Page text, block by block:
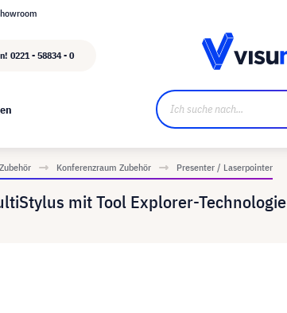
0221 - 58834 - 0
Zubehör Konferenzraum Zubehör Presenter / Laserpointer
mit Tool Explorer-Technologie